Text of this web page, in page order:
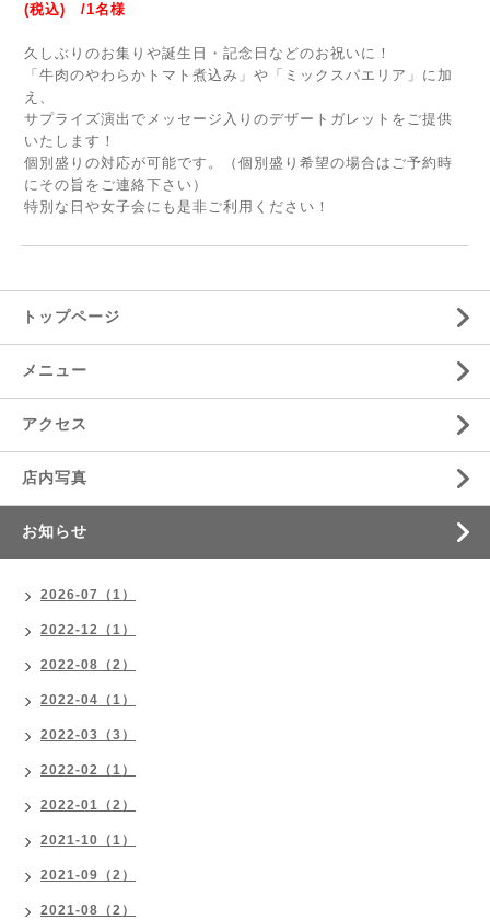
(税込) /1名様
久しぶりのお集りや誕生日・記念日などのお祝いに！
「牛肉のやわらかトマト煮込み」や「ミックスパエリア」に加
え、
サプライズ演出でメッセージ入りのデザートガレットをご提供
いたします！
個別盛りの対応が可能です。（個別盛り希望の場合はご予約時
にその旨をご連絡下さい）
特別な日や女子会にも是非ご利用ください！
トップページ
メニュー
アクセス
店内写真
お知らせ
2026-07（1）
2022-12（1）
2022-08（2）
2022-04（1）
2022-03（3）
2022-02（1）
2022-01（2）
2021-10（1）
2021-09（2）
2021-08（2）